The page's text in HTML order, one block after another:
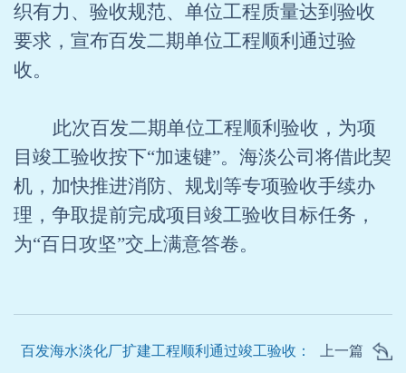
织有力、验收规范、单位工程质量达到验收
要求，宣布百发二期单位工程顺利通过验
收。
此次百发二期单位工程顺利验收，为项
目竣工验收按下“加速键”。海淡公司将借此契
机，加快推进消防、规划等专项验收手续办
理，争取提前完成项目竣工验收目标任务，
为“百日攻坚”交上满意答卷。
百发海水淡化厂扩建工程顺利通过竣工验收： 上一篇